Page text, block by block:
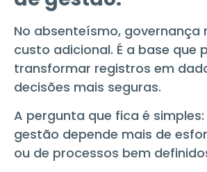
No absenteísmo, governança
custo adicional. É a base que
transformar registros em
decisões mais seguras.
A pergunta que fica é simples:
gestão depende mais de
ou de processos bem